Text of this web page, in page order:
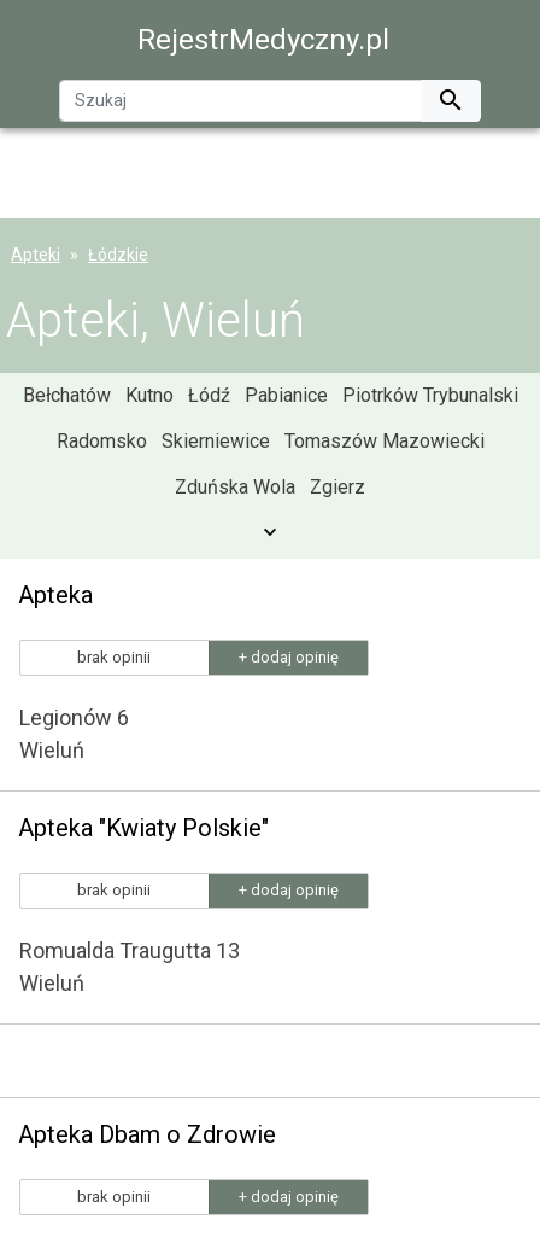
RejestrMedyczny.pl

Apteki Łódzkie
Apteki, Wieluń
Bełchatów Kutno Łódź Pabianice
Piotrków Trybunalski
Radomsko
Skierniewice
Tomaszów Mazowiecki
Zduńska Wola
Zgierz
Apteka
brak opinii + dodaj opinię
Legionów 6
Wieluń
Apteka "Kwiaty Polskie"
brak opinii + dodaj opinię
Romualda Traugutta 13
Wieluń
Apteka Dbam o Zdrowie
brak opinii + dodaj opinię